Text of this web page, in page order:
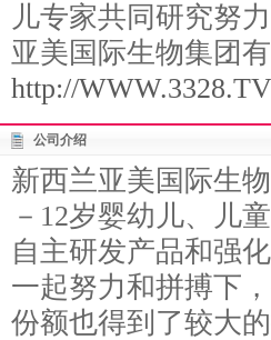
儿专家共同研究努
亚美国际生物集团
http://
公司介绍
新西兰亚美国际生
－12岁婴幼儿、儿
自主研发产品和强
一起努力和拼搏下
份额也得到了较大